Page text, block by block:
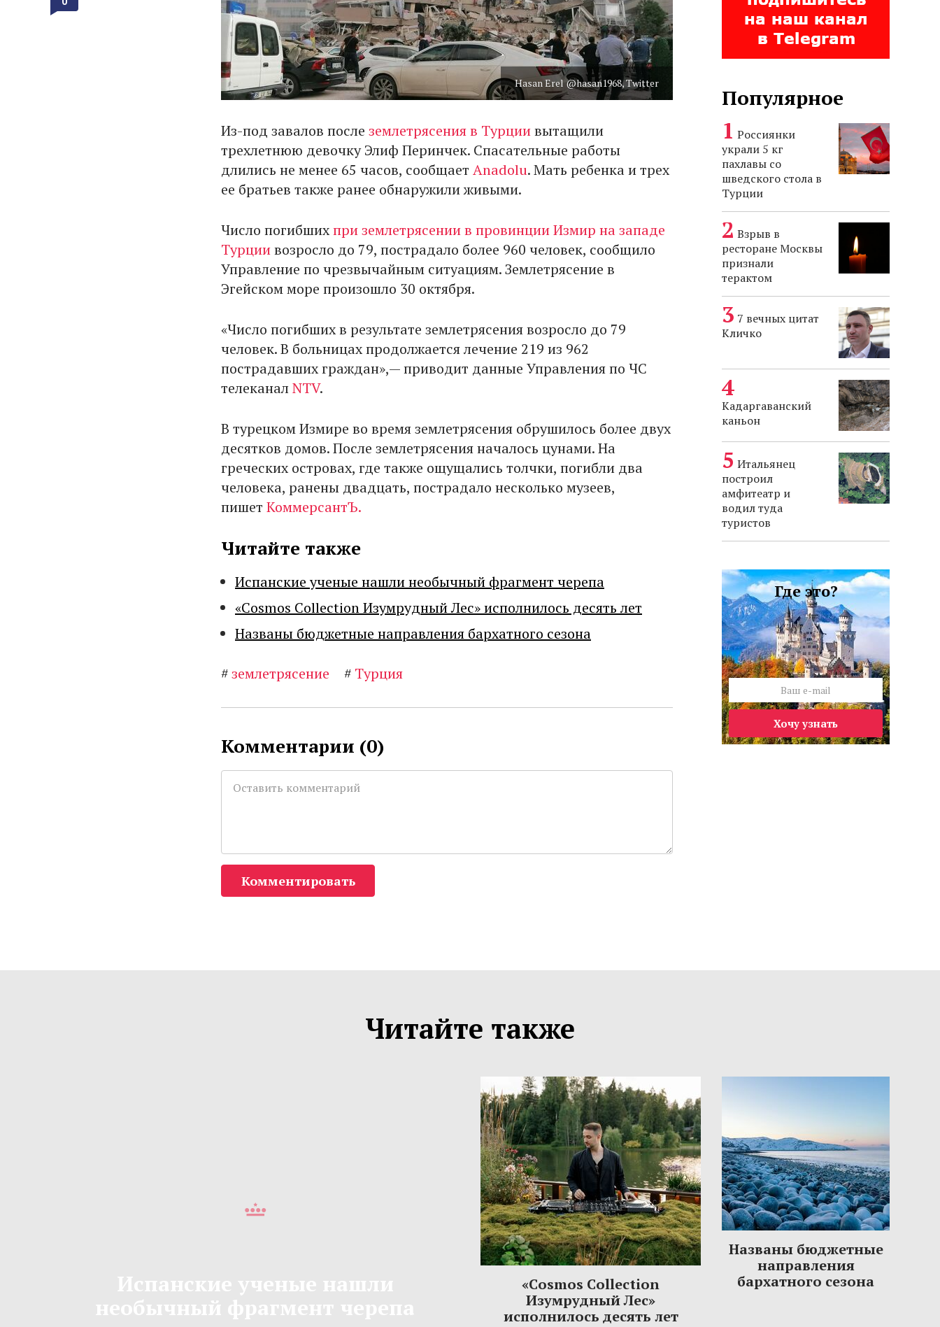
Hasan Erel @hasan1968, Twitter
Из-под завалов после землетрясения в Турциивытащили
трехлетнюю девочку Элиф Перинчек. Спасательные работы
длились не менее 65 часов, сообщает Anadolu. Мать ребенка и трех
ее братьев также ранее обнаружили живыми.
Число погибшихпри землетрясении в провинции Измир на западе
Турциивозросло до 79, пострадало более 960 человек, сообщило
Управление по чрезвычайным ситуациям. Землетрясение в
Эгейском море произошло 30 октября.
«Число погибших в результате землетрясения возросло до 79
человек. В больницах продолжается лечение 219 из 962
пострадавших граждан»,— приводит данные Управления по ЧС
телеканалNTV.
В турецком Измире во время землетрясения обрушилось более двух
десятков домов. После землетрясения началось цунами. На
греческих островах, где также ощущались толчки, погибли два
человека, ранены двадцать, пострадало несколько музеев,
пишет КоммерсантЪ.
Читайте также
Испанские ученые нашли необычный фрагмент черепа
«Cosmos Collection Изумрудный Лес» исполнилось десять лет
Названы бюджетные направления бархатного сезона
#землетрясение # Турция
Комментарии (0)
Комментировать
Популярное
Россиянки
украли 5 кг
пахлавы со
шведского стола в
Турции
Взрыв в
ресторане Москвы
признали
терактом
7 вечных цитат
Кличко
Кадаргаванский
каньон
Итальянец
построил
амфитеатр и
водил туда
туристов
Где это?
Хочу узнать
Читайте также
«Cosmos Collection
Изумрудный Лес»
исполнилось десять лет
Названы бюджетные
направления
бархатного сезона